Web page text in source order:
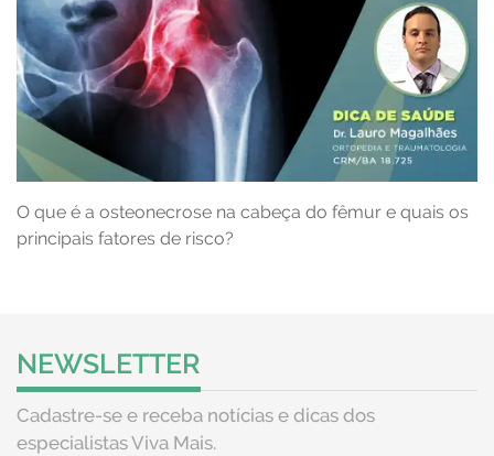
O que é a osteonecrose na cabeça do fêmur e quais os
principais fatores de risco?
NEWSLETTER
Cadastre-se e receba notícias e dicas dos
especialistas Viva Mais.